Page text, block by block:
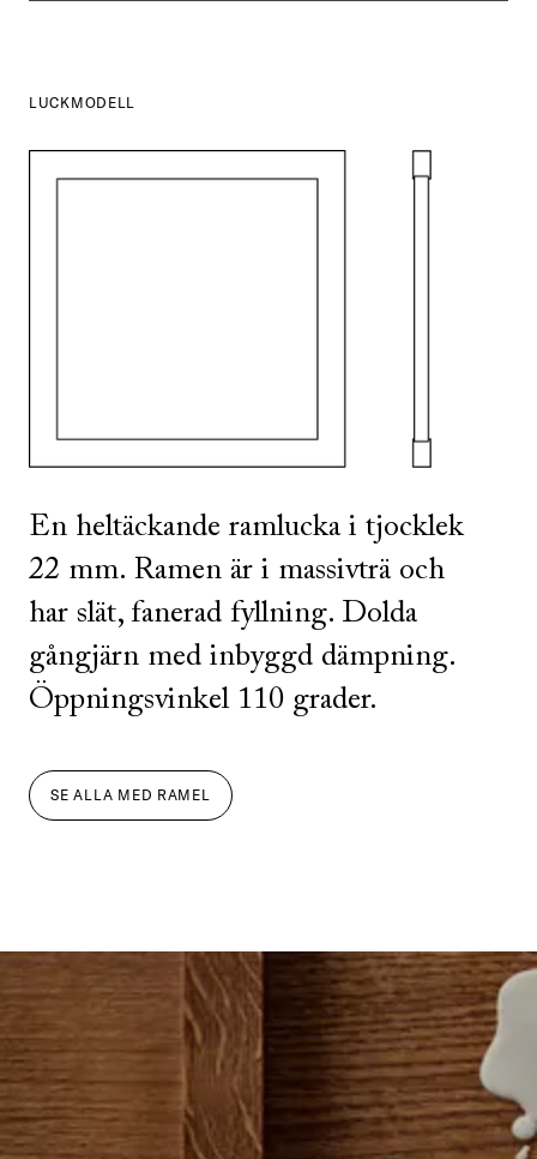
LUCKMODELL
En heltäckande ramlucka i tjocklek
22 mm. Ramen är i massivträ och
har slät, fanerad fyllning. Dolda
gångjärn med inbyggd dämpning.
Öppningsvinkel 110 grader.
SE ALLA MED RAMEL